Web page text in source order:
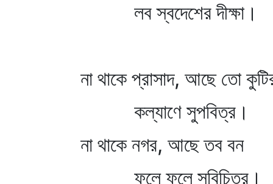
লব স্বদেশের দীক্ষা।
না থাকে প্রাসাদ, আছে তো
কল্যাণে সুপবিত্র।
না থাকে নগর, আছে তব বন
ফলে ফুলে সুবিচিত্র।